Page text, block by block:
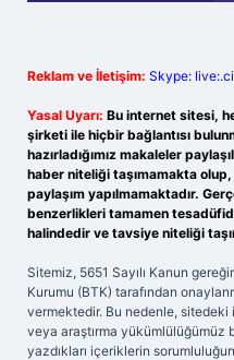
Reklam ve İletişim: Skype:
Yasal Uyarı: Bu internet sitesi,
şirketi ile hiçbir bağlantısı
hazırladığımız makaleler
haber niteliği taşımamakta
paylaşım yapılmamaktadır.
benzerlikleri tamamen
halindedir ve tavsiye niteliği
Sitemiz, 5651 Sayılı Kanun
Kurumu (BTK) tarafından
vermektedir. Bu nedenle,
veya araştırma yükümlülüğümüz
yazdıkları içeriklerin